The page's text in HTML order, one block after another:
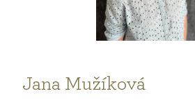
Jana Mužíková